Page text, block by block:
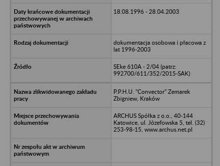
18.08.1996 - 28.04.2003
dokumentacja osobowa i płacowa z
lat 1996-2003
SEke 610A - 2/04 (patrz:
992700/611/352/2015-SAK)
P.P.H.U. "Convector" Zemarek
Zbigniew, Kraków
ARCHUS Spółka z o.o., 40-144
Katowice, ul. Józefowska 5, tel. (32)
253-98-15, www.archus.net.pl